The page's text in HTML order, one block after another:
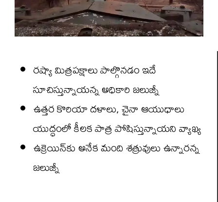
రష్యా మిత్రపక్షాలు పాల్గొనడం ఇదే
సూచిస్తున్నాయన్న అధికారి జలుజ్నీ
ఉత్తర కొరియా దళాలు, చైనా ఆయుధాలు
యుద్ధంలో కీలక పాత్ర పోషిస్తున్నాయని వ్యాఖ్య
ఉక్రెయిన్‌కు అనేక మంది శత్రువులు ఉన్నారన్న
జలుజ్నీ